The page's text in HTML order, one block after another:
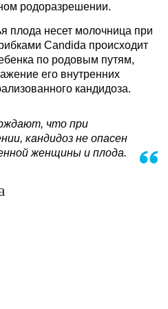
родоразрешении.
плода несет молочница при
Candida происходит
по родовым путям,
его внутренних
кандидоза.
что при
кандидоз не опасен
женщины и плода.